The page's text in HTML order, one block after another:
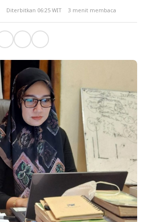
Diterbitkan 06:25 WIT 3 menit membaca